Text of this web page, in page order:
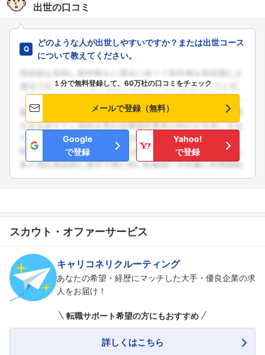
出世の口コミ
どのような人が出世しやすいですか？または出世コース
について教えてください。
１分で無料登録して、60万社の口コミをチェック
メールで登録（無料）
Google
で登録
Yahoo!
で登録
スカウト・オファーサービス
キャリコネリクルーティング
あなたの希望・経歴にマッチした大手・優良企業の求
人をお届け！
転職サポート希望の方にもおすすめ
詳しくはこちら